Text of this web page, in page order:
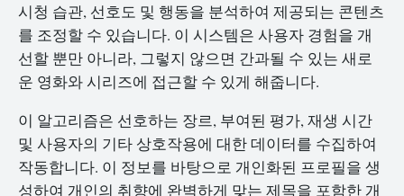
시청 습관, 선호도 및 행동을 분석하여 제공되는 콘텐츠
를 조정할 수 있습니다. 이 시스템은 사용자 경험을 개
선할 뿐만 아니라, 그렇지 않으면 간과될 수 있는 새로
운 영화와 시리즈에 접근할 수 있게 해줍니다.
이 알고리즘은 선호하는 장르, 부여된 평가, 재생 시간
및 사용자의 기타 상호작용에 대한 데이터를 수집하여
작동합니다. 이 정보를 바탕으로 개인화된 프로필을 생
성하여 개인의 취향에 완벽하게 맞는 제목을 포함한 개